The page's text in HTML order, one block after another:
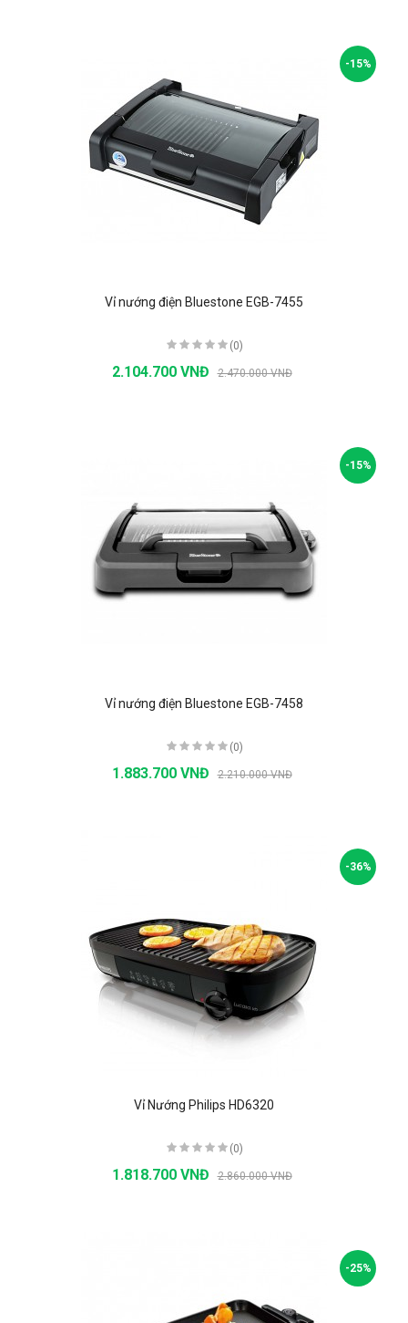
-15%
Vỉ nướng điện Bluestone EGB-7455
(0)
2.104.700 VNĐ 2.470.000 VNĐ
-15%
Vỉ nướng điện Bluestone EGB-7458
(0)
1.883.700 VNĐ 2.210.000 VNĐ
-36%
Vỉ Nướng Philips HD6320
(0)
1.818.700 VNĐ 2.860.000 VNĐ
-25%